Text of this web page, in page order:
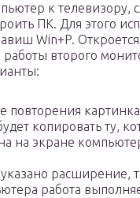
к телевизору,
ПК. Для этого
Win+P.
второго
повторения
копировать ту,
на экране
расширение,
работа